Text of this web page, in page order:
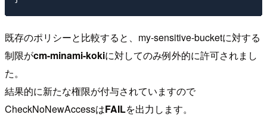
既存のポリシーと比較すると、my-sensitive-bucketに対する
制限がcm-minami-kokiに対してのみ例外的に許可されまし
た。
結果的に新たな権限が付与されていますので
CheckNoNewAccessはFAILを出力します。